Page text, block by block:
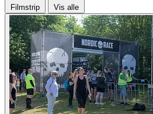
Filmstrip Vis alle